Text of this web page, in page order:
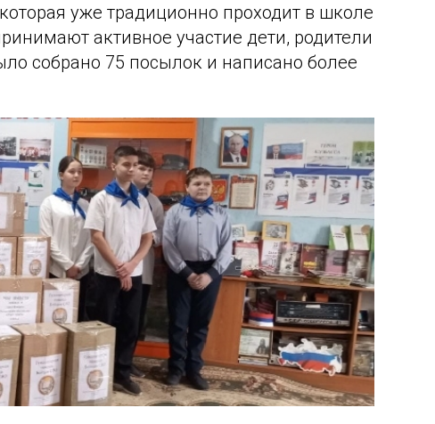
уже традиционно проходит в школе
активное участие дети, родители
собрано 75 посылок и написано более